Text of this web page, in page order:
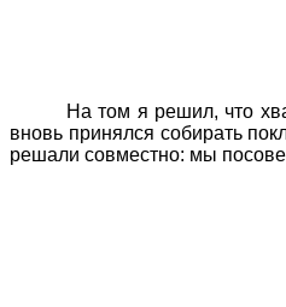
На том я решил, что
вновь принялся собирать
решали совместно: мы